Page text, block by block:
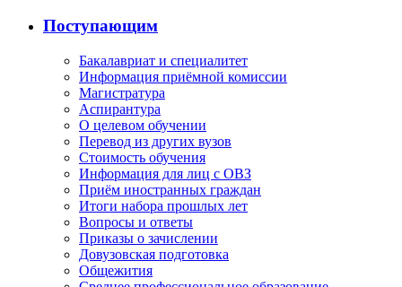
Поступающим
Бакалавриат и специалитет
Информация приёмной комиссии
Магистратура
Аспирантура
О целевом обучении
Перевод из других вузов
Стоимость обучения
Информация для лиц с ОВЗ
Приём иностранных граждан
Итоги набора прошлых лет
Вопросы и ответы
Приказы о зачислении
Довузовская подготовка
Общежития